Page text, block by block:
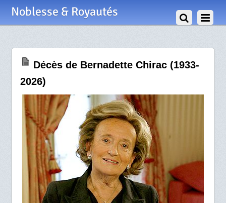
Noblesse & Royautés
Décès de Bernadette Chirac (1933-
2026)